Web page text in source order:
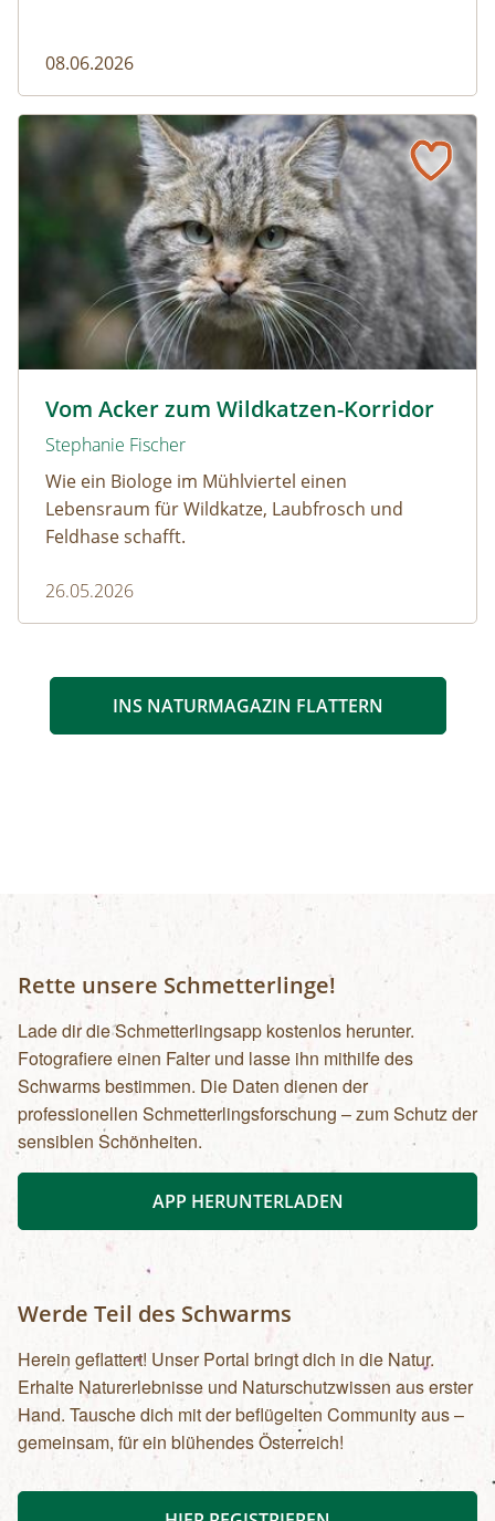
08.06.2026
Vom Acker zum Wildkatzen-Korridor
Stephanie Fischer
Wie ein Biologe im Mühlviertel einen
Lebensraum für Wildkatze, Laubfrosch und
Feldhase schafft.
26.05.2026
Vom Acker zum Wildkatzen-Korridor
INS NATURMAGAZIN FLATTERN
Rette unsere Schmetterlinge!
Lade dir die Schmetterlingsapp kostenlos herunter.
Fotografiere einen Falter und lasse ihn mithilfe des
Schwarms bestimmen. Die Daten dienen der
professionellen Schmetterlingsforschung – zum Schutz der
sensiblen Schönheiten.
APP HERUNTERLADEN
Werde Teil des Schwarms
Herein geflattert! Unser Portal bringt dich in die Natur.
Erhalte Naturerlebnisse und Naturschutzwissen aus erster
Hand. Tausche dich mit der beflügelten Community aus –
gemeinsam, für ein blühendes Österreich!